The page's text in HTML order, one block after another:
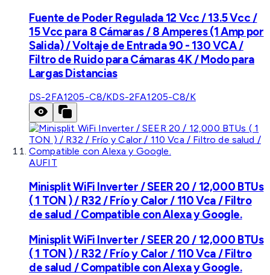
Fuente de Poder Regulada 12 Vcc / 13.5 Vcc /
15 Vcc para 8 Cámaras / 8 Amperes (1 Amp por
Salida) / Voltaje de Entrada 90 - 130 VCA /
Filtro de Ruido para Cámaras 4K / Modo para
Largas Distancias
DS-2FA1205-C8/KDS-2FA1205-C8/K
AUFIT
Minisplit WiFi Inverter / SEER 20 / 12,000 BTUs
( 1 TON ) / R32 / Frío y Calor / 110 Vca / Filtro
de salud / Compatible con Alexa y Google.
Minisplit WiFi Inverter / SEER 20 / 12,000 BTUs
( 1 TON ) / R32 / Frío y Calor / 110 Vca / Filtro
de salud / Compatible con Alexa y Google.